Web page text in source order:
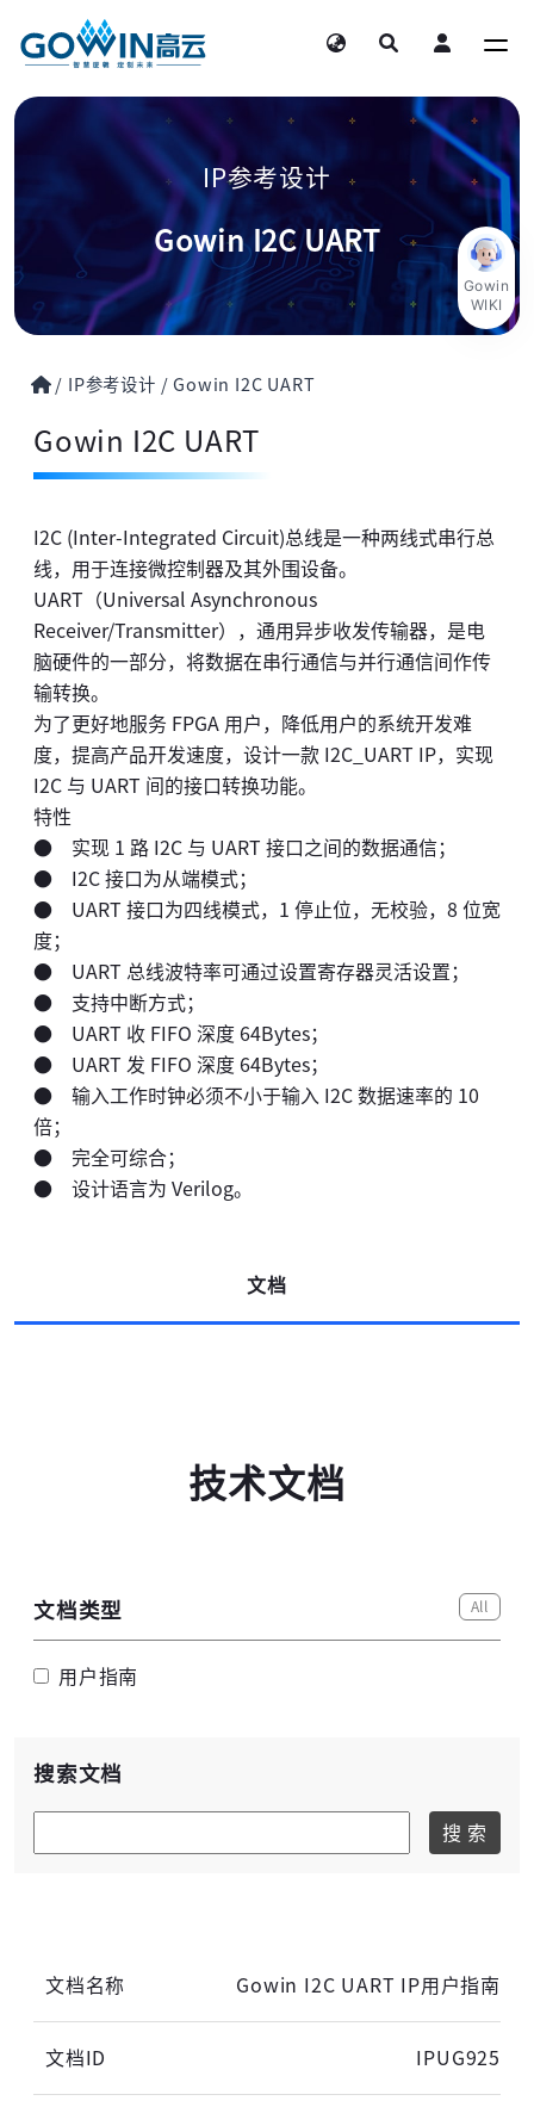
IP参考设计
Gowin I2C UART
/ IP参考设计 /Gowin I2C UART
Gowin I2C UART
I2C (Inter-Integrated Circuit)总线是一种两线式串行总
线，用于连接微控制器及其外围设备。
UART（Universal Asynchronous
Receiver/Transmitter），通用异步收发传输器，是电
脑硬件的一部分，将数据在串行通信与并行通信间作传
输转换。
为了更好地服务 FPGA 用户，降低用户的系统开发难
度，提高产品开发速度，设计一款 I2C_UART IP，实现
I2C 与 UART 间的接口转换功能。
特性
● 实现 1 路 I2C 与 UART 接口之间的数据通信；
● I2C 接口为从端模式；
● UART 接口为四线模式，1 停止位，无校验，8 位宽
度；
● UART 总线波特率可通过设置寄存器灵活设置；
● 支持中断方式；
● UART 收 FIFO 深度 64Bytes；
● UART 发 FIFO 深度 64Bytes；
● 输入工作时钟必须不小于输入 I2C 数据速率的 10
倍；
● 完全可综合；
● 设计语言为 Verilog。
文档
技术文档
文档类型 All
用户指南
搜索文档
搜 索
Gowin I2C UART IP用户指南
IPUG925
Gowin
WIKI